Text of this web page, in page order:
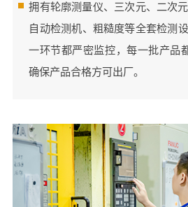
拥有轮廓测量仪、三次元、二次
自动检测机、粗糙度等全套检测
一环节都严密监控，每一批产品
确保产品合格方可出厂。